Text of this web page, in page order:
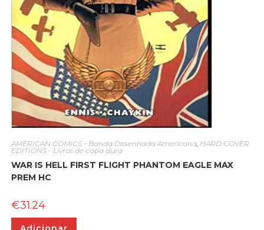
AMERICAN COMICS - Banda Desenhada Americana, HARD COVER
EDITIONS - Livros de capa dura
WAR IS HELL FIRST FLIGHT PHANTOM EAGLE MAX
PREM HC
€31.24